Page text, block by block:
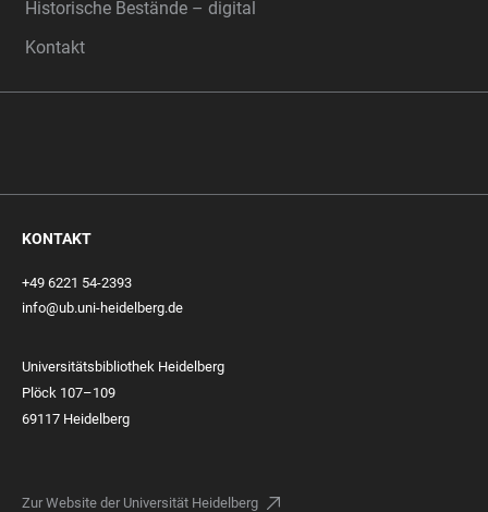
Historische Bestände – digital
Kontakt
KONTAKT
+49 6221 54-2393
info@ub.uni-heidelberg.de
Universitätsbibliothek Heidelberg
Plöck 107–109
69117 Heidelberg
Zur Website der Universität Heidelberg